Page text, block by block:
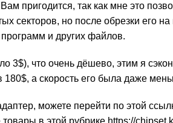
пригодится, так как мне это
секторов, но после обрезки его
и других файлов.
3$), что очень дёшево, этим я
а скорость его была даже
можете перейти по этой
в этой рубрике https://